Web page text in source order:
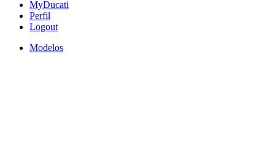
MyDucati
Perfil
Logout
Modelos